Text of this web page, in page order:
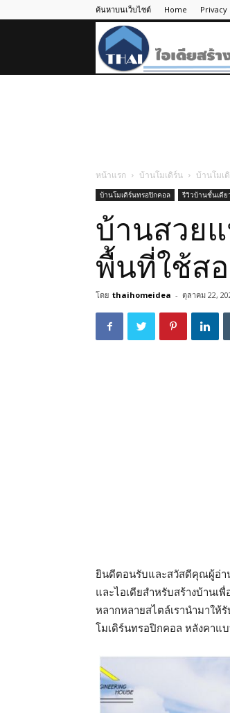
ค้นหาบนเว็บไซต์ Home Privacy
หน้าแรก บ้านโมเดิร์น บ้านโมเ
บ้านโมเดิร์นทรอปิกคอล รีวิวบ้านชั้นเดีย
บ้านสวย
พื้นที่ใช้สอ
โดย thaihomeidea - ตุลาคม 22,
ยินดีตอนรับและสวัสดีคุณผู้อ่า
และไอเดียสำหรับสร้างบ้านเ
หลากหลายสไตล์เรานำมาให้
โมเดิร์นทรอปิกคอล หลังคาแ